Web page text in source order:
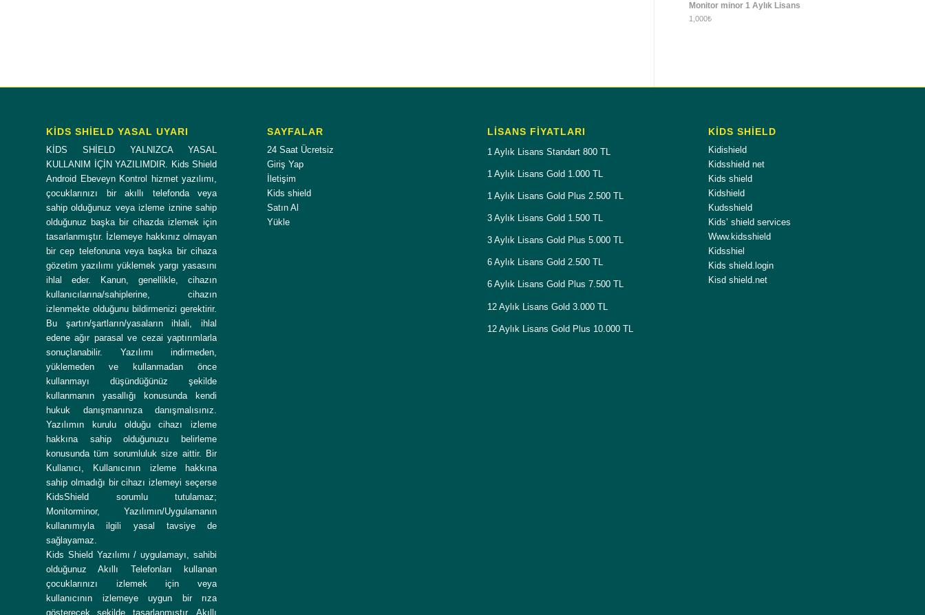
Monitor minor 1 Aylık Lisans
1,000₺
KİDS SHİELD YASAL UYARI
KİDS SHİELD YALNIZCA YASAL
KULLANIM İÇİN YAZILIMDIR. Kids Shield
Android Ebeveyn Kontrol hizmet yazılımı,
çocuklarınızı bir akıllı telefonda veya
sahip olduğunuz veya izleme iznine sahip
olduğunuz başka bir cihazda izlemek için
tasarlanmıştır. İzlemeye hakkınız olmayan
bir cep telefonuna veya başka bir cihaza
gözetim yazılımı yüklemek yargı yasasını
ihlal eder. Kanun, genellikle, cihazın
kullanıcılarına/sahiplerine, cihazın
izlenmekte olduğunu bildirmenizi gerektirir.
Bu şartın/şartların/yasaların ihlali, ihlal
edene ağır parasal ve cezai yaptırımlarla
sonuçlanabilir. Yazılımı indirmeden,
yüklemeden ve kullanmadan önce
kullanmayı düşündüğünüz şekilde
kullanmanın yasallığı konusunda kendi
hukuk danışmanınıza danışmalısınız.
Yazılımın kurulu olduğu cihazı izleme
hakkına sahip olduğunuzu belirleme
konusunda tüm sorumluluk size aittir. Bir
Kullanıcı, Kullanıcının izleme hakkına
sahip olmadığı bir cihazı izlemeyi seçerse
KidsShield sorumlu tutulamaz;
Monitorminor, Yazılımın/Uygulamanın
kullanımıyla ilgili yasal tavsiye de
sağlayamaz.
Kids Shield Yazılımı / uygulamayı, sahibi
olduğunuz Akıllı Telefonları kullanan
çocuklarınızı izlemek için veya
kullanıcının izlemeye uygun bir rıza
gösterecek şekilde tasarlanmıştır. Akıllı
SAYFALAR
24 Saat Ücretsiz
Giriş Yap
İletişim
Kids shield
Satın Al
Yükle
LISANS FIYATLARI
1 Aylık Lisans Standart 800 TL
1 Aylık Lisans Gold 1.000 TL
1 Aylık Lisans Gold Plus 2.500 TL
3 Aylık Lisans Gold 1.500 TL
3 Aylık Lisans Gold Plus 5.000 TL
6 Aylık Lisans Gold 2.500 TL
6 Aylık Lisans Gold Plus 7.500 TL
12 Aylık Lisans Gold 3.000 TL
12 Aylık Lisans Gold Plus 10.000 TL
KİDS SHİELD
Kidishield
Kidsshield net
Kids shield
Kidshield
Kudsshield
Kids’ shield services
Www.kidsshield
Kidsshiel
Kids shield.login
Kisd shield.net